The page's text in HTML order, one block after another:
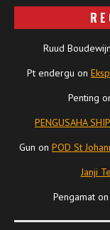
Ruud Boudewijn
Pt endergu on
Penting
PENGUSAHA
Gun on POD St
Janji
Pengamaton